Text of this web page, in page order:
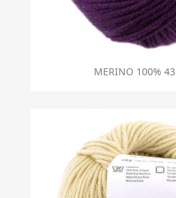
MERINO 100%